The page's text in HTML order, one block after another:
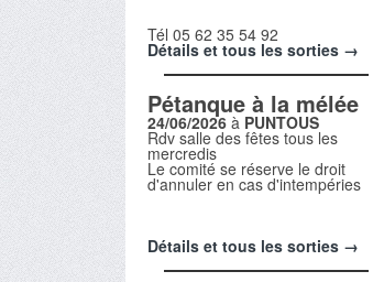
Tél 05 62 35 54 92
Détails et tous les sorties →
Pétanque à la mélée
24/06/2026 à PUNTOUS
Rdv salle des fêtes tous les
mercredis
Le comité se réserve le droit
d'annuler en cas d'intempéries
Détails et tous les sorties →